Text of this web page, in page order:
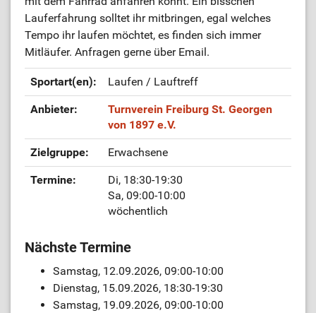
Lauferfahrung solltet ihr mitbringen, egal welches
Tempo ihr laufen möchtet, es finden sich immer
Mitläufer. Anfragen gerne über Email.
Sportart(en): Laufen / Lauftreff
Anbieter:
Turnverein Freiburg St. Georgen
von 1897 e.V.
Zielgruppe: Erwachsene
Termine:
Di, 18:30-19:30
Sa, 09:00-10:00
wöchentlich
Nächste Termine
Samstag, 12.09.2026, 09:00-10:00
Dienstag, 15.09.2026, 18:30-19:30
Samstag, 19.09.2026, 09:00-10:00